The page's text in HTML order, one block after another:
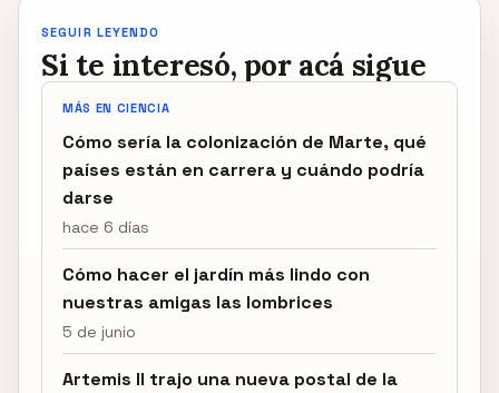
SEGUIR LEYENDO
Si te interesó, por acá sigue
MÁS EN CIENCIA
Cómo sería la colonización de Marte, qué
países están en carrera y cuándo podría
darse
hace 6 días
Cómo hacer el jardín más lindo con
nuestras amigas las lombrices
5 de junio
Artemis II trajo una nueva postal de la